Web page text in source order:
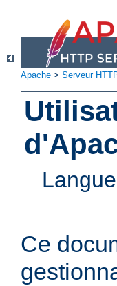
Apache > Serveur
Ce